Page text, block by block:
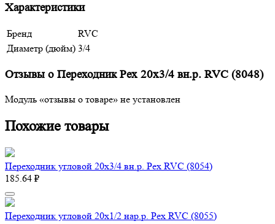
Характеристики
Бренд
RVC
Диаметр (дюйм) 3/4
Отзывы о Переходник Pex 20х3/4 вн.р. RVC (8048)
Модуль «отзывы о товаре» не установлен
Похожие товары
Переходник угловой 20х3/4 вн.р. Pex RVC (8054)
185.64 ₽
Переходник угловой 20х1/2 нар.р. Pex RVC (8055)